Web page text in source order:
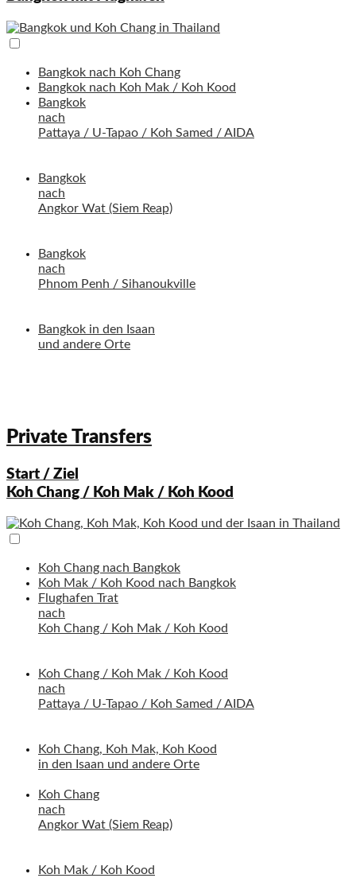
Bangkok nach Koh Chang
Bangkok nach Koh Mak / Koh Kood
Bangkok
nach
Pattaya / U-Tapao / Koh Samed / AIDA
Bangkok
nach
Angkor Wat (Siem Reap)
Bangkok
nach
Phnom Penh / Sihanoukville
Bangkok in den Isaan
und andere Orte
Private Transfers
Start / Ziel
Koh Chang / Koh Mak / Koh Kood
Koh Chang nach Bangkok
Koh Mak / Koh Kood nach Bangkok
Flughafen Trat
nach
Koh Chang / Koh Mak / Koh Kood
Koh Chang / Koh Mak / Koh Kood
nach
Pattaya / U-Tapao / Koh Samed / AIDA
Koh Chang, Koh Mak, Koh Kood
in den Isaan und andere Orte
Koh Chang
nach
Angkor Wat (Siem Reap)
Koh Mak / Koh Kood